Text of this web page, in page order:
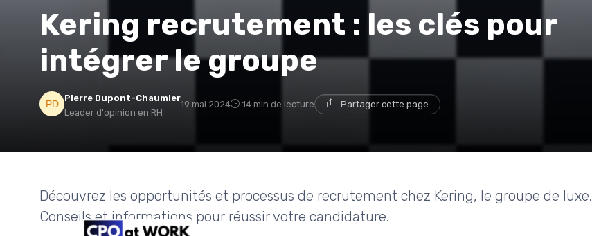
Kering recrutement : les clés pour
intégrer le groupe
Pierre Dupont-Chaumier
Leader d'opinion en RH
19 mai 2024 14 min de lecture Partager cette page
Découvrez les opportunités et processus de recrutement chez Kering, le groupe de luxe.
Conseils et informations pour réussir votre candidature.